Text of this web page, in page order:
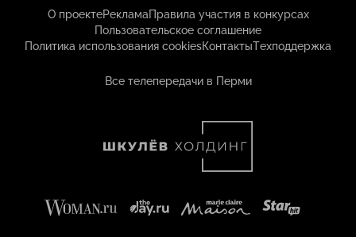
О проектеРекламаПравила участия в конкурсах
Пользовательское соглашение
Политика использования cookiesКонтактыТехподдержка
Все телепередачи в Перми